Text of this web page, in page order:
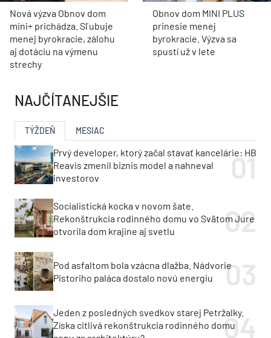
Nová výzva Obnov dom
mini+ prichádza. Sľubuje
menej byrokracie, zálohu
aj dotáciu na výmenu
strechy
Obnov dom MINI PLUS
prinesie menej
byrokracie. Výzva sa
spustí už v lete
NAJČÍTANEJŠIE
TÝŽDEŇ MESIAC
Prvý developer, ktorý začal stavať kancelárie: HB
Reavis zmenil biznis model a nahneval
investorov
Socialistická kocka v novom šate.
Rekonštrukcia rodinného domu vo Svätom Jure
otvorila dom krajine aj svetlu
Pod asfaltom bola vzácna dlažba. Nádvorie
Pistoriho paláca dostalo novú energiu
Jeden z posledných svedkov starej Petržalky.
Získa citlivá rekonštrukcia rodinného domu